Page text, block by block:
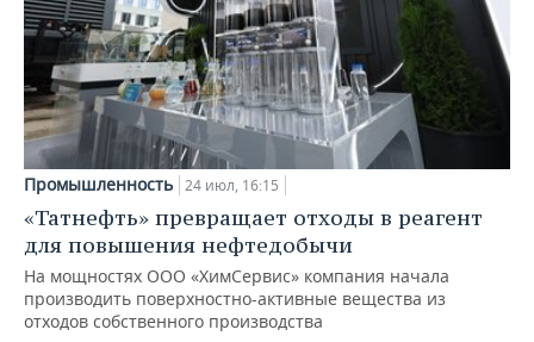
Промышленность 24 июл, 16:15
«Татнефть» превращает отходы в реагент
для повышения нефтедобычи
На мощностях ООО «ХимСервис» компания начала
производить поверхностно-активные вещества из
отходов собственного производства